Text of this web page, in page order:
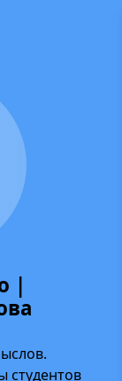
|
студентов